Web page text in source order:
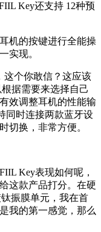
Key还支持 12种预
机的按键进行全能操
实现。
这个你敢信？这应该
据需要来选择自己
效调整耳机的性能输
同时连接两款蓝牙设
切换，非常方便。
Key表现如何呢，
这款产品打分。在硬
振膜单元，我在首
我的第一感觉，那么